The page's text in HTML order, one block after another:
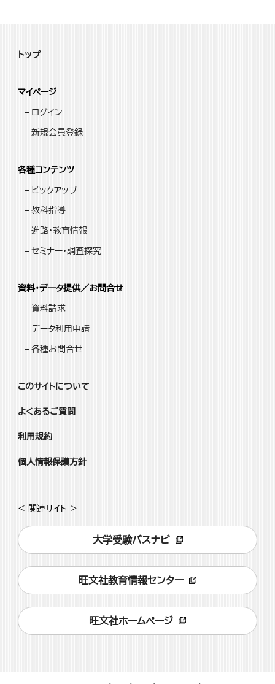
トップ
マイページ
ログイン
新規会員登録
各種コンテンツ
ピックアップ
教科指導
進路・教育情報
セミナー・調査探究
資料・データ提供／お問合せ
資料請求
データ利用申請
各種お問合せ
このサイトについて
よくあるご質問
利用規約
個人情報保護方針
< 関連サイト >
大学受験パスナビ
旺文社教育情報センター
旺文社ホームページ